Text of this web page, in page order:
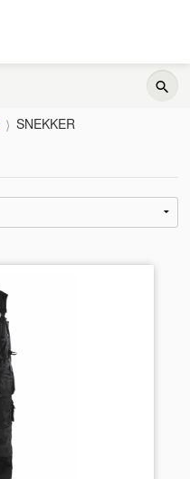
SNEKKER